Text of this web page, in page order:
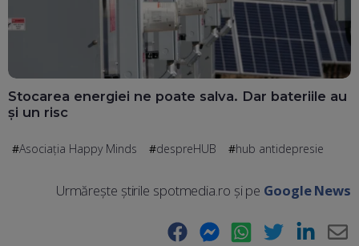
Stocarea energiei ne poate salva. Dar bateriile au
și un risc
Asociația Happy Minds despreHUB hub antidepresie
Urmărește știrile spotmedia.ro și pe Google News
Facebook Messenger WhatsApp Twitter LinkedIn